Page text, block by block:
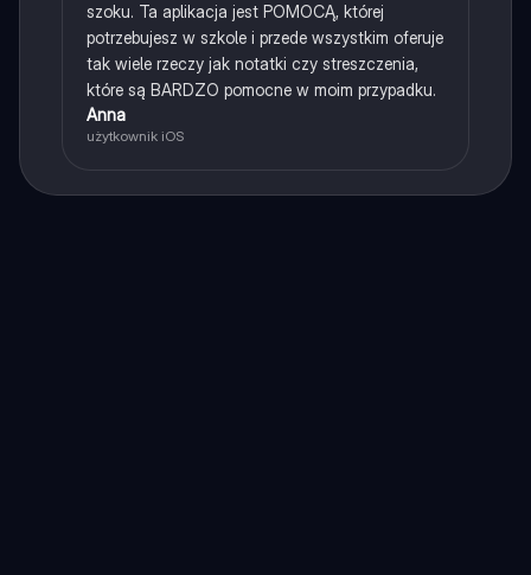
szoku. Ta aplikacja jest POMOCĄ, której
potrzebujesz w szkole i przede wszystkim oferuje
tak wiele rzeczy jak notatki czy streszczenia,
które są BARDZO pomocne w moim przypadku.
Anna
użytkownik iOS